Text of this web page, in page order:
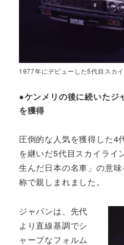
1977年にデビューした5代目スカ
●ケンメリの後に続いたジ
を獲得
圧倒的な人気を獲得した4
を継いだ5代目スカイライ
生んだ日本の名車」の意
称で親しまれました。
ジャパンは、先代
より直線基調でシ
ャープなフォルム